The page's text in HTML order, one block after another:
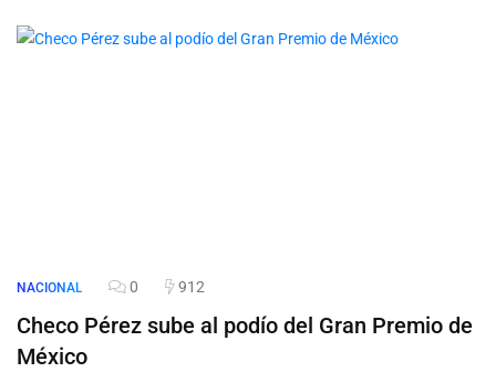
NACIONAL 0 912
Checo Pérez sube al podío del Gran Premio de
México